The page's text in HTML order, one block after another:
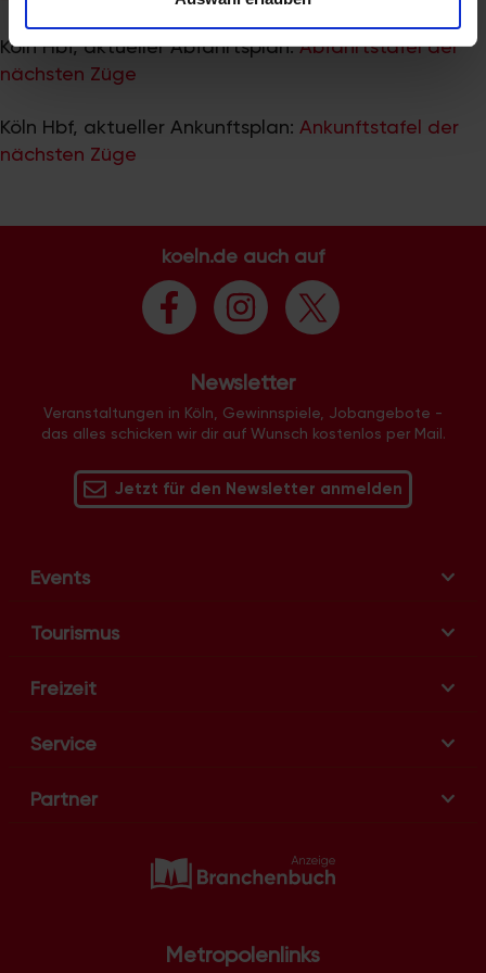
analysieren. Außerdem geben wir Informationen zu Ihrer
Verwendung unserer Website an unsere Partner für
soziale Medien, Werbung und Analysen weiter. Unsere
weiteren Daten zusammen, die Sie ihnen bereitgestellt
haben oder die sie im Rahmen Ihrer Nutzung der Dienste
Köln Hbf, aktueller Abfahrtsplan:Abfahrtstafel der
nächsten Züge
Köln Hbf, aktueller Ankunftsplan: Ankunftstafel der
nächsten Züge
koeln.de auch auf
Newsletter
Veranstaltungen in Köln, Gewinnspiele, Jobangebote -
das alles schicken wir dir auf Wunsch kostenlos per Mail.
Jetzt für den Newsletter anmelden
Events
Tourismus
Freizeit
Service
Partner
Metropolenlinks